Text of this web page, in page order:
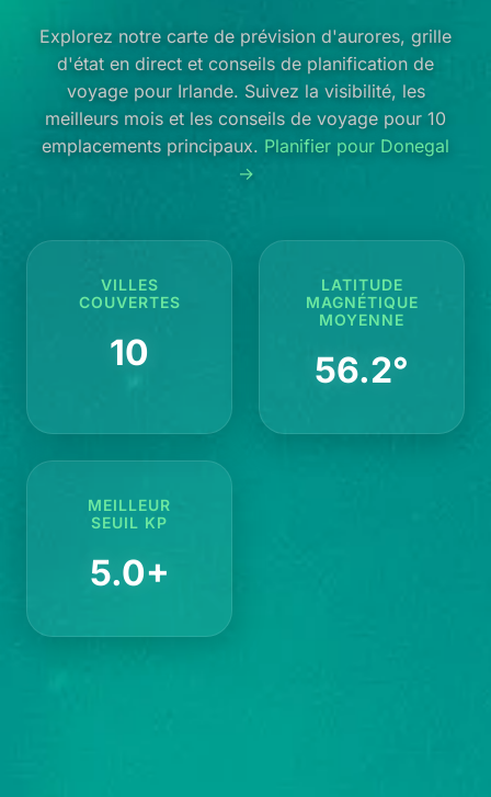
Explorez notre carte de prévision d'aurores, grille
d'état en direct et conseils de planification de
voyage pour Irlande. Suivez la visibilité, les
meilleurs mois et les conseils de voyage pour 10
emplacements principaux. Planifier pour Donegal
→
VILLES
COUVERTES
10
LATITUDE
MAGNÉTIQUE
MOYENNE
56.2°
MEILLEUR
SEUIL KP
5.0+